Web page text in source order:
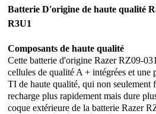
Batterie D'origine de haute qualité
R3U1
Composants de haute qualité
Cettebatterie d'origine Razer RZ09-
cellules de qualité A + intégrées et une
TI de haute qualité, qui non seulement
recharge plus rapidement mais dure
coque extérieure de la batterie Razer